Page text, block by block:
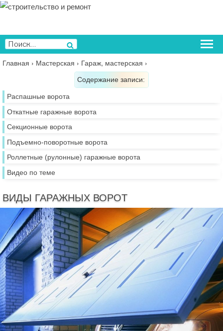
Перейти
содержимому
Искать:
Поиск
Главная › Мастерская › Гараж, мастерская ›
Содержание записи:
Распашные ворота
Откатные гаражные ворота
Секционные ворота
Подъемно-поворотные ворота
Роллетные (рулонные) гаражные ворота
Видео по теме
ВИДЫ ГАРАЖНЫХ ВОРОТ